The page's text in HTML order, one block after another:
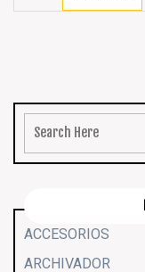
ACCESORIOS
ARCHIVADOR